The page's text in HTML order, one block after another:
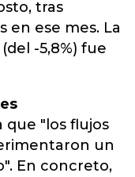
tras
en ese mes. La
-5,8%) fue
que "los flujos
un
En concreto,